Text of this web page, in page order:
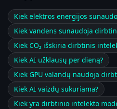
Kiek elektros energijos
Kiek vandens sunaudoja
Kiek CO₂ išskiria dirbtinis
Kiek AI užklausų per dieną?
Kiek GPU valandų naudoja
Kiek AI vaizdų sukuriama?
Kiek yra dirbtinio intelekto